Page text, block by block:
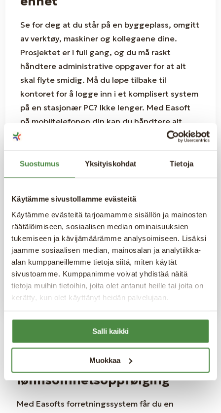
Suostumus Yksityiskohdat Tietoja
Käytämme sivustollamme evästeitä
Käytämme evästeitä tarjoamamme sisällön ja mainosten
räätälöimiseen, sosiaalisen median ominaisuuksien
tukemiseen ja kävijämäärämme analysoimiseen. Lisäksi
jaamme sosiaalisen median, mainosalan ja analytiikka-
alan kumppaneillemme tietoja siitä, miten käytät
sivustoamme. Kumppanimme voivat yhdistää näitä
tietoja muihin tietoihin, joita olet antanut heille tai joita on
kerätty, kun olet käyttänyt heidän palvelujaan.
Salli kaikki
Muokkaa
Se for deg at du står på en byggeplass, omgitt
av verktøy, maskiner og kollegaene dine.
Prosjektet er i full gang, og du må raskt
håndtere administrative oppgaver for at alt
skal flyte smidig. Må du løpe tilbake til
kontoret for å logge inn i et komplisert system
på en stasjonær PC? Ikke lenger. Med Easoft
på mobiltelefonen din kan du håndtere alt
direkte der du står. Enten det gjelder å
ordredetaljer eller laste opp bilder, gjør Easoft
det enkelt og raskt. Et mobilt ERP-system som
uunnværlig verktøy for moderne håndverkere
og entreprenører. Det gir deg full kontroll over
arbeidsoppgaver og prosjekter, uansett hvor
du befinner deg. Du kan fokusere på det som
virkelig betyr noe – å levere høy kvalitet og
effektivitet i hvert prosjekt.
Prosjekt- og
lønnsomhetsoppfølging
Med Easofts forretningssystem får du en